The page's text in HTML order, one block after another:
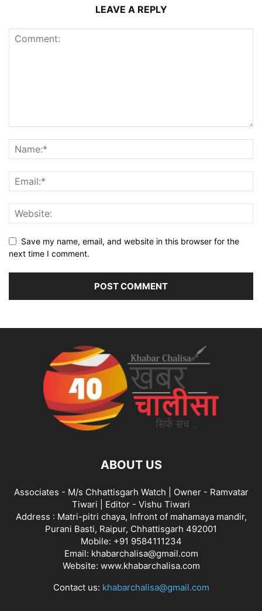
LEAVE A REPLY
Save my name, email, and website in this browser for the
next time I comment.
ABOUT US
Associates - M/s Chhattisgarh Watch | Owner - Ramvatar
Tiwari | Editor - Vishu Tiwari
Address : Matri-pitri chaya, Infront of mahamaya mandir,
Purani Basti, Raipur, Chhattisgarh 492001
Mobile: +91 9584111234
Email: khabarchalisa@gmail.com
Website: www.khabarchalisa.com
Contact us: khabarchalisa@gmail.com